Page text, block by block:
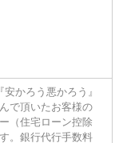
かろう悪かろう』
で頂いたお客様の
（住宅ローン控除
。銀行代行手数料